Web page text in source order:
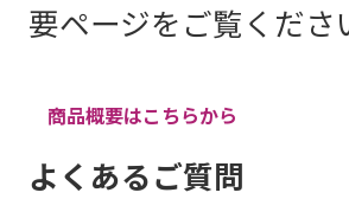
要ページをご覧くださ
商品概要はこちらから
よくあるご質問